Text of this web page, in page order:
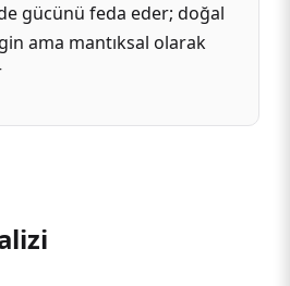
gücünü feda eder; doğal
ama mantıksal olarak